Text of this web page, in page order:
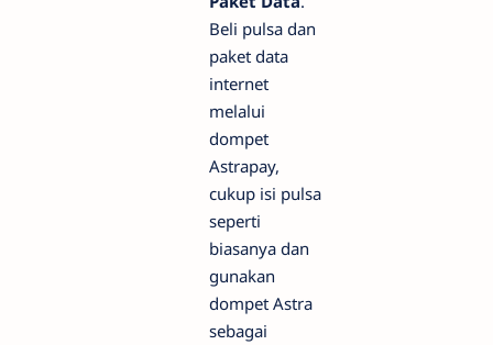
Beli pulsa dan
paket data
internet
melalui
dompet
Astrapay,
cukup isi pulsa
seperti
biasanya dan
gunakan
dompet Astra
sebagai